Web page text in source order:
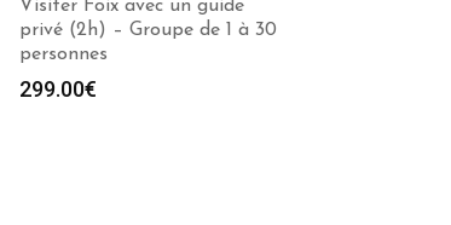
Visiter Foix avec un guide
privé (2h) – Groupe de 1 à 30
personnes
299.00€